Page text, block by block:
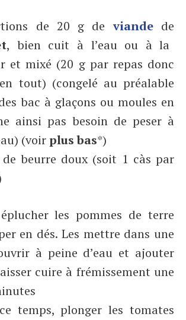
de 20 g deviandede
, bien cuit à l’eau ou à la
et mixé (20 g par repas donc
tout) (congelé au préalable
bac à glaçons ou moules en
ainsi pas besoin de peser à
(voirplus bas*)
beurre doux (soit 1 càs par
les pommes de terre
en dés. Les mettre dans une
à peine d’eau et ajouter
cuire à frémissement une
temps, plonger les tomates